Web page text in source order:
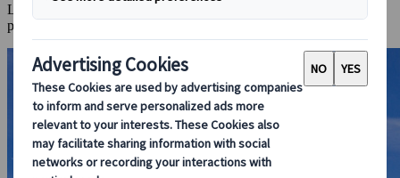
La montagna sacra del Giappone, un’icona che eleva sguardi e
pensieri.